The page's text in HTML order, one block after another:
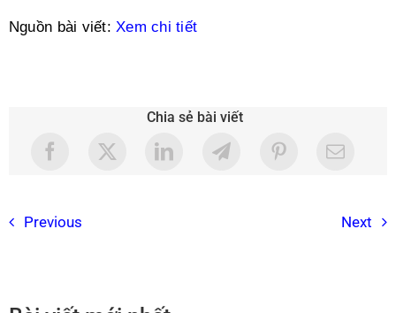
Nguồn bài viết: Xem chi tiết
Chia sẻ bài viết
Previous Next